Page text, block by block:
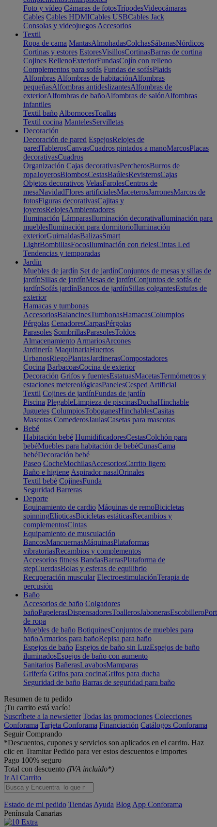
Foto y vídeo Cámaras de fotosTrípodesVideocámaras
Cables Cables HDMICables USBCables Jack
Consolas y videojuegos Accesorios
Textil
Ropa de cama MantasAlmohadasColchasSábanasNórdicos
Cortinas y estores EstoresVisillosCortinasBarras de cortina
Cojines RellenoExteriorFundasCojín con relleno
Complementos para sofás Fundas de sofásPlaids
Alfombras Alfombras de habitaciónAlfombras
pequeñasAlfombras antideslizantesAlfombras de
exteriorAlfombras de bañoAlfombras de salónAlfombras
infantiles
Textil baño AlbornocesToallas
Textil cocina MantelesServilletas
Decoración
Decoración de pared EspejosRelojes de
paredTablerosCanvasCuadros pintados a manoMarcosPlacas
decorativasCuadros
Organización Cajas decorativasPercherosBurros de
ropaJoyerosBiombosCestasBaúlesRevisterosCajas
Objetos decorativos VelasFarolesCentros de
mesaNavidadFlores artificialesMaceterosJarronesMarcos de
fotosFiguras decorativasCajitas y
joyerosRelojesAmbientadores
Iluminación LámparasIluminación decorativaIluminación para
mueblesIluminación para dormitorioIluminación
exteriorGuirnaldasBalizasSmart
LightBombillasFocosIluminación con rielesCintas Led
Tendencias y temporadas
Jardín
Muebles de jardín Set de jardínConjuntos de mesas y sillas de
jardínSillas de jardínMesas de jardínConjuntos de sofás de
jardínSofás jardínBancos de jardínSillas colgantesEstufas de
exterior
Hamacas y tumbonas
AccesoriosBalancinesTumbonasHamacasColumpios
Pérgolas CenadoresCarpasPérgolas
Parasoles SombrillasParasolesToldos
Almacenamiento ArmariosArcones
Jardinería MaquinariaHuertos
UrbanosRiegoPlantasJardinerasCompostadores
Cocina BarbacoasCocina de exterior
Decoración Grifos y fuentesEstatuasMacetasTermómetros y
estaciones metereológicasPanelesCesped Artificial
Textil Cojines de jardínFundas de jardín
Piscina PlegableLimpieza de piscinasDuchaHinchable
Juguetes ColumpiosToboganesHinchablesCasitas
Mascotas ComederosJaulasCasetas para mascotas
Bebé
Habitación bebé HumidificadoresCestasColchón para
bebéMuebles para habitación de bebéCunasCama
bebéDecoración bebé
Paseo CocheMochilasAccesoriosCarrito ligero
Baño e higiene Aspirador nasalOrinales
Textil bebé CojinesFunda
Seguridad Barreras
Deporte
Equipamiento de cardio Máquinas de remoBicicletas
spinningElípticasBicicletas estáticasRecambios y
complementosCintas
Equipamiento de musculación
BancosMancuernasMáquinasPlataformas
vibratoriasRecambios y complementos
Accesorios fitness BandasBarrasPlataforma de
stepCuerdasBolas y esferas de equilibrio
Recuperación muscular ElectroestimulaciónTerapia de
percusión
Baño
Accesorios de baño Colgadores
bañoPapelerasDispensadoresToallerosJabonerasEscobillero
de ropa
Muebles de baño BotiquinesConjuntos de muebles para
bañoArmarios para bañoRepisa para baño
Espejos de baño Espejos de baño sin LuzEspejos de baño
iluminadosEspejos de baño con aumento
Sanitarios BañerasLavabosMamparas
Grifería Grifos para cocinaGrifos para ducha
Seguridad de baño Barras de seguridad para baño
Resumen de tu pedido
¡Tu carrito está vacío!
Suscríbete a la newsletter Todas las promociones Colecciones
Conforama Tarjeta Conforama Financiación Catálogos Conforama
Seguir Comprando
*Descuentos, cupones y servicios son aplicados en el carrito. Haz
clic en Tramitar Pedido para ver estos descuentos e importes
Pago 100% seguro
Total con descuento (IVA incluido*)
Ir Al Carrito
Estado de mi pedido Tiendas Ayuda Blog App Conforama
Península Canarias